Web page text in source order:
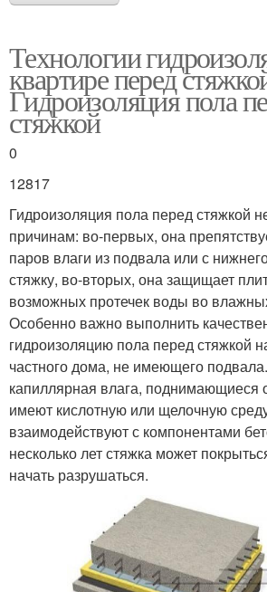
Технологии
квартире перед
Гидроизоляция пола
стяжкой
0
12817
Гидроизоляция пола перед стяжкой
причинам: во-первых, она
паров влаги из подвала или с
стяжку, во-вторых, она защищает
возможных протечек воды во
Особенно важно выполнить
гидроизоляцию пола перед стяжкой
частного дома, не имеющего
капиллярная влага, поднимающиеся
имеют кислотную или щелочную
взаимодействуют с компонентами
несколько лет стяжка может
начать разрушаться.